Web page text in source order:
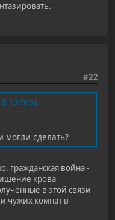
#22
10:46:58
могли сделать?
гражданская война -
крова
в этой связи
чужих комнат в